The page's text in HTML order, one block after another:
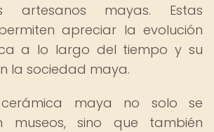
artesanos mayas. Estas
apreciar la evolución
a lo largo del tiempo y su
la sociedad maya.
maya no solo se
museos, sino que también